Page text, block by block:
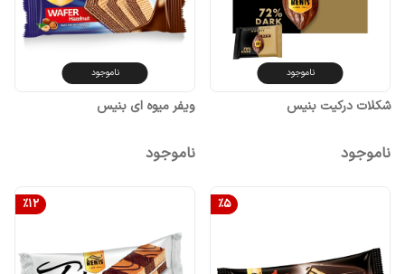
ناموجود
شکلات درکیت بنیس
ناموجود
ناموجود
ویفر میوه ای بنیس
ناموجود
%5
%12